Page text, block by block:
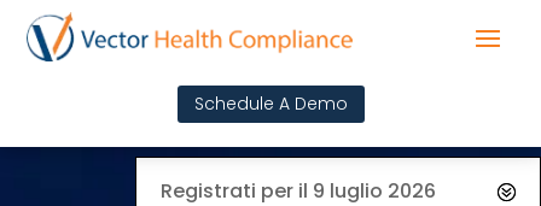
Schedule A Demo
Registrati per il 9 luglio 2026